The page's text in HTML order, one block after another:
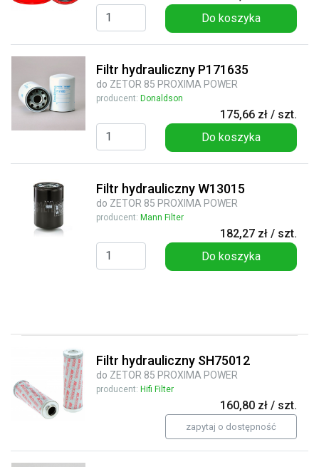
Do koszyka
Filtr hydrauliczny P171635
do ZETOR 85 PROXIMA POWER
producent: Donaldson
175,66 zł / szt.
Do koszyka
Filtr hydrauliczny W13015
do ZETOR 85 PROXIMA POWER
producent: Mann Filter
182,27 zł / szt.
Do koszyka
Filtr hydrauliczny SH75012
do ZETOR 85 PROXIMA POWER
producent: Hifi Filter
160,80 zł / szt.
zapytaj o dostępność